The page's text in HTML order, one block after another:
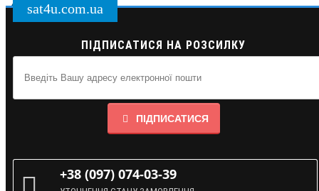
sat4u.com.ua
ПІДПИСАТИСЯ НА РОЗСИЛКУ
ПІДПИСАТИСЯ
+38 (097) 074-03-39